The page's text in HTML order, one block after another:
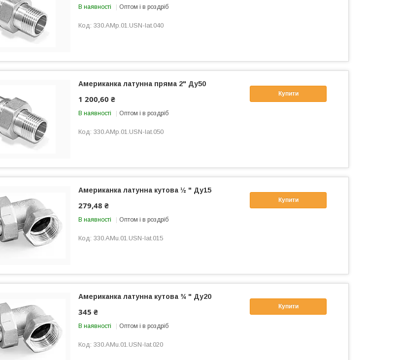
В наявності Оптом і в роздріб
330.AMp.01.USN-lat.040
Купити
Американка латунна пряма 2" Ду50
1 200,60 ₴
В наявності Оптом і в роздріб
330.AMp.01.USN-lat.050
Купити
Американка латунна кутова ½ " Ду15
279,48 ₴
В наявності Оптом і в роздріб
330.AMu.01.USN-lat.015
Купити
Американка латунна кутова ¾ " Ду20
345 ₴
В наявності Оптом і в роздріб
330.AMu.01.USN-lat.020